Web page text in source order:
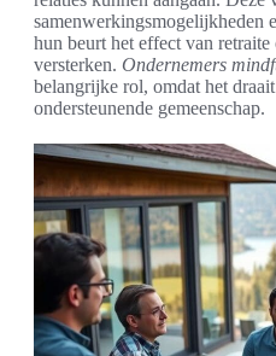
samenwerkingsmogelijkheden
hun beurt het effect van
versterken. Ondernemers
belangrijke rol, omdat het
ondersteunende gemeenschap.